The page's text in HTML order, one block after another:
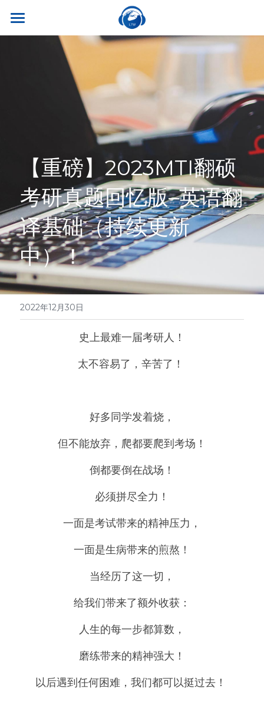
首页
关于我们
听世界外语
考试比赛
合作伙伴
最新资讯
英语口译
英语笔译
流利口语
雅思托福
医学系列
就业资讯
干货讲座
真题系列
双语资料
翻译服务
笔译服务
口译服务
翻译语种
翻译报价
联系我们
【重磅】2023MTI翻硕
考研真题回忆版–英语翻
译基础（持续更新
中）！
2022年12月30日
史上最难一届考研人！
太不容易了，辛苦了！
好多同学发着烧，
但不能放弃，爬都要爬到考场！
倒都要倒在战场！
必须拼尽全力！
一面是考试带来的精神压力，
一面是生病带来的煎熬！
当经历了这一切，
给我们带来了额外收获：
人生的每一步都算数，
磨练带来的精神强大！
以后遇到任何困难，我们都可以挺过去！
商品分类
所有商品分类